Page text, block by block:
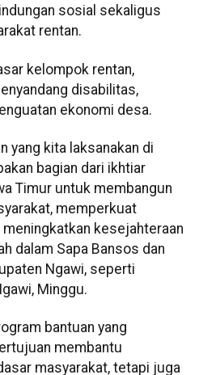
sosial sekaligus
rentan.
kelompok rentan,
disabilitas,
ekonomi desa.
yang kita laksanakan di
bagian dari ikhtiar
Timur untuk membangun
memperkuat
kesejahteraan
dalam Sapa Bansos dan
Ngawi, seperti
Minggu.
bantuan yang
membantu
masyarakat, tetapi juga